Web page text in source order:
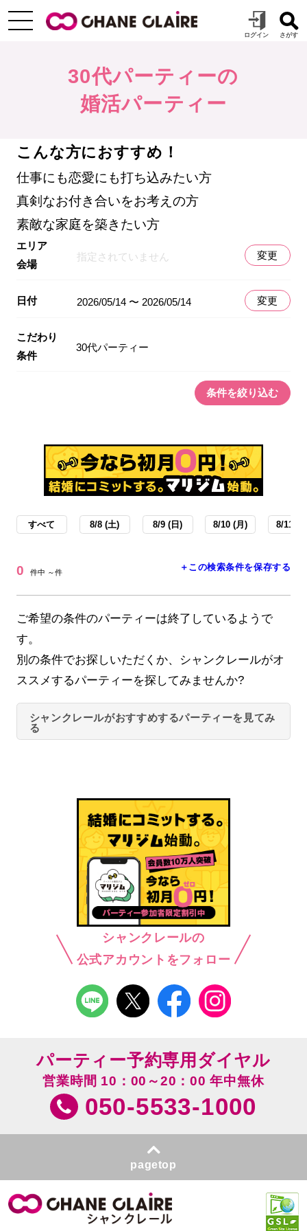
30代パーティーの
婚活パーティー
こんな方におすすめ！
仕事にも恋愛にも打ち込みたい方
真剣なお付き合いをお考えの方
素敵な家庭を築きたい方
エリア
会場
指定されていません 変更
日付 2026/05/14 〜 2026/05/14 変更
こだわり
条件
30代パーティー
条件を絞り込む
すべて 8/8 (土) 8/9 (日) 8/10 (月) 8/11 (
0 件中 ～件 ＋この検索条件を保存する
ご希望の条件のパーティーは終了しているようで
す。
別の条件でお探しいただくか、シャンクレールがオ
ススメするパーティーを探してみませんか?
シャンクレールがおすすめするパーティーを見てみ
る
シャンクレールの
公式アカウントをフォロー
パーティー予約専用ダイヤル
営業時間 10：00～20：00 年中無休
050-5533-1000
pagetop